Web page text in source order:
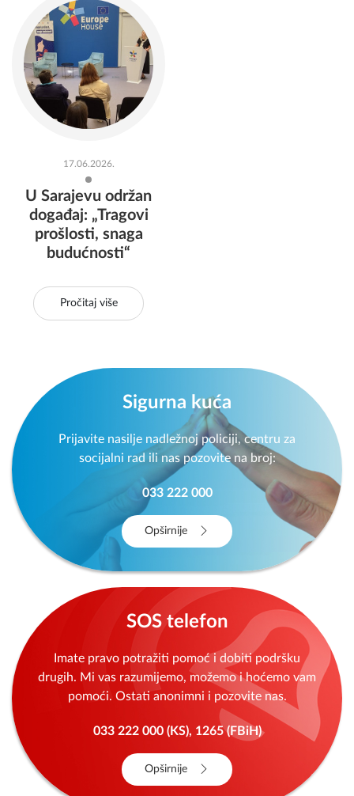
17.06.2026.
U Sarajevu održan
događaj: „Tragovi
prošlosti, snaga
budućnosti“
Pročitaj više
Sigurna kuća
Prijavite nasilje nadležnoj policiji, centru za
socijalni rad ili nas pozovite na broj:
033 222 000
Opširnije
SOS telefon
Imate pravo potražiti pomoć i dobiti podršku
drugih. Mi vas razumijemo, možemo i hoćemo vam
pomoći. Ostati anonimni i pozovite nas.
033 222 000 (KS), 1265 (FBiH)
Opširnije